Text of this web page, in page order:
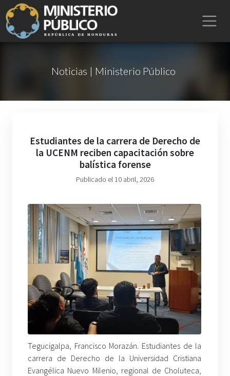
Noticias | Ministerio Público
Estudiantes de la carrera de Derecho de
la UCENM reciben capacitación sobre
balística forense
Publicado el 10 abril, 2026
Tegucigalpa, Francisco Morazán. Estudiantes de la
carrera de Derecho de la Universidad Cristiana
Evangélica Nuevo Milenio, regional de Choluteca,